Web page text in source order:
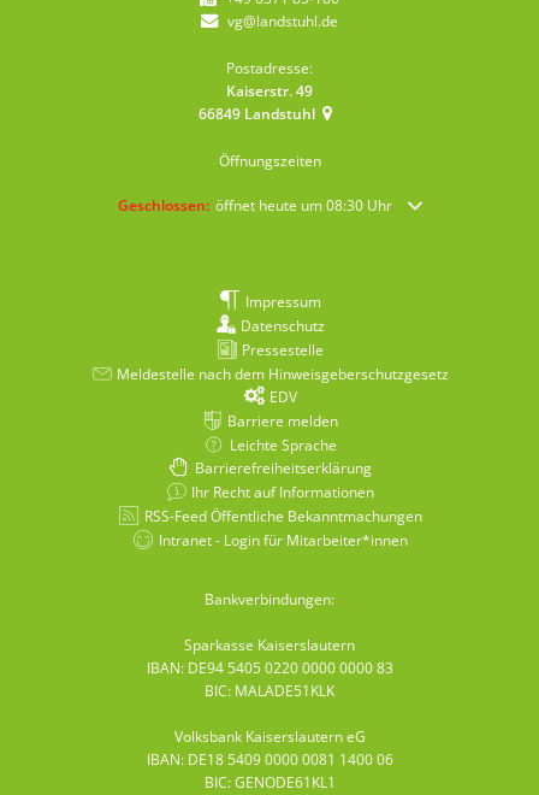
vg@landstuhl.de
Postadresse:
Kaiserstr. 49
66849 Landstuhl
Öffnungszeiten
Klicken, um weitere Öffnungs- oder Schließzeiten
Geschlossen: öffnet heute um 08:30 Uhr
Impressum
Datenschutz
Pressestelle
Meldestelle nach dem Hinweisgeberschutzgesetz
EDV
Barriere melden
Leichte Sprache
Barrierefreiheitserklärung
Ihr Recht auf Informationen
RSS-Feed Öffentliche Bekanntmachungen
Intranet - Login für Mitarbeiter*innen
Bankverbindungen:
Sparkasse Kaiserslautern
IBAN: DE94 5405 0220 0000 0000 83
BIC: MALADE51KLK
Volksbank Kaiserslautern eG
IBAN: DE18 5409 0000 0081 1400 06
BIC: GENODE61KL1